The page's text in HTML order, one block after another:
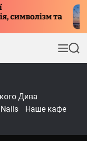
птахи взимку
міграції та
М
е
П
о
Дива
Наше кафе